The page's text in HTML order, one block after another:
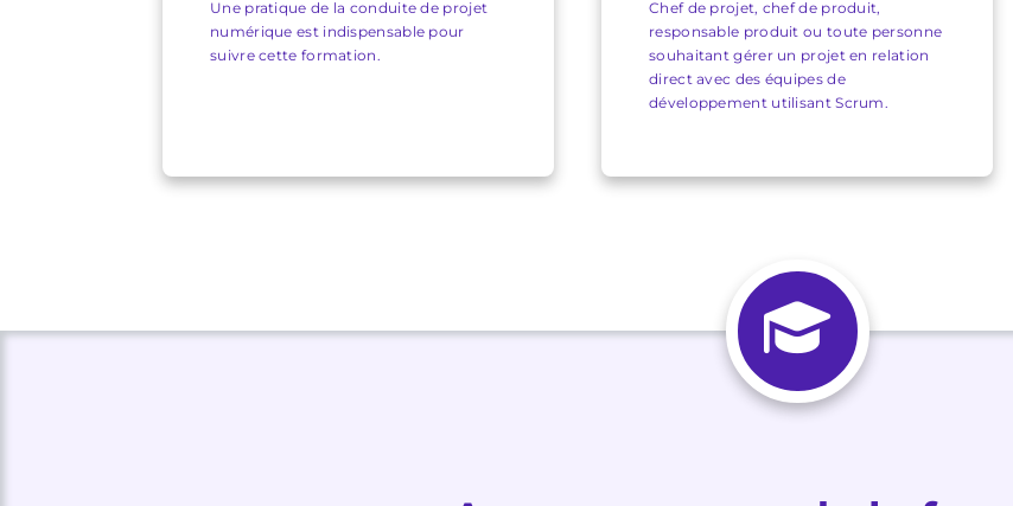
Une pratique de la conduite de projet
numérique est indispensable pour
suivre cette formation.
Chef de projet, chef de produit,
responsable produit ou toute personne
souhaitant gérer un projet en relation
direct avec des équipes de
développement utilisant Scrum.